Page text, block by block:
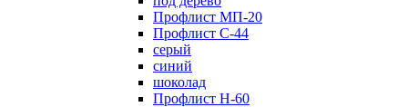
Профлист МП-20
Профлист С-44
серый
синий
шоколад
Профлист Н-60